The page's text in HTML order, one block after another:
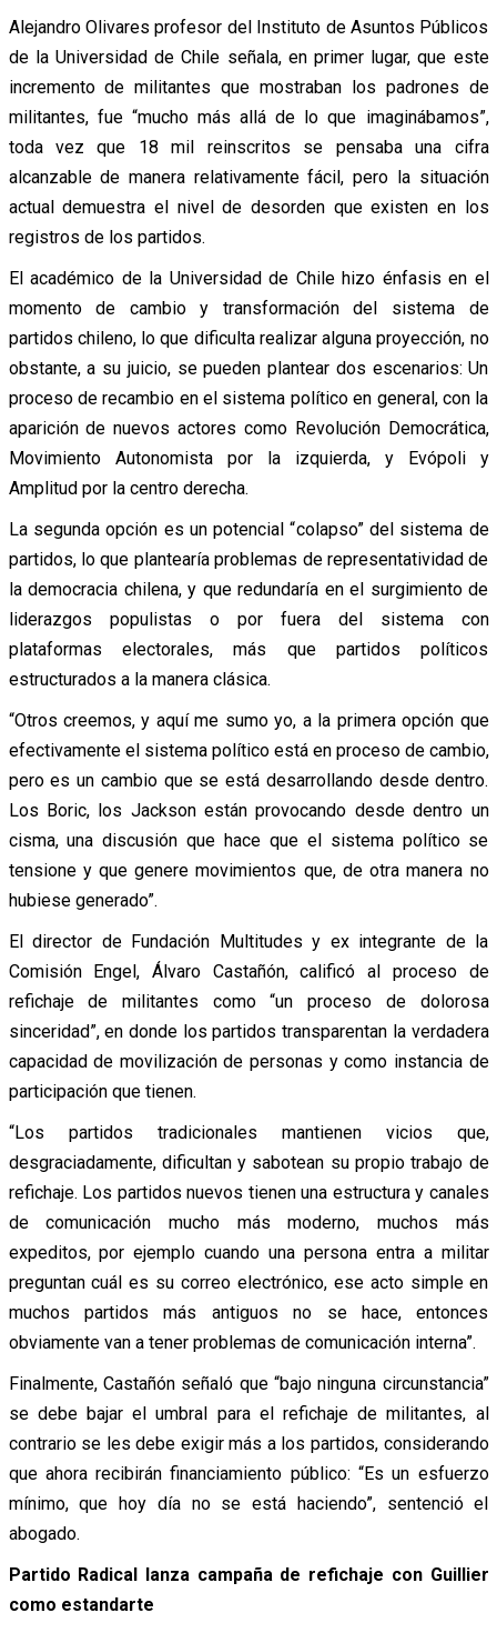
Alejandro Olivares profesor del Instituto de Asuntos Públicos
de la Universidad de Chile señala, en primer lugar, que este
incremento de militantes que mostraban los padrones de
militantes, fue “mucho más allá de lo que imaginábamos”,
toda vez que 18 mil reinscritos se pensaba una cifra
alcanzable de manera relativamente fácil, pero la situación
actual demuestra el nivel de desorden que existen en los
registros de los partidos.
El académico de la Universidad de Chile hizo énfasis en el
momento de cambio y transformación del sistema de
partidos chileno, lo que dificulta realizar alguna proyección, no
obstante, a su juicio, se pueden plantear dos escenarios: Un
proceso de recambio en el sistema político en general, con la
aparición de nuevos actores como Revolución Democrática,
Movimiento Autonomista por la izquierda, y Evópoli y
Amplitud por la centro derecha.
La segunda opción es un potencial “colapso” del sistema de
partidos, lo que plantearía problemas de representatividad de
la democracia chilena, y que redundaría en el surgimiento de
liderazgos populistas o por fuera del sistema con
plataformas electorales, más que partidos políticos
estructurados a la manera clásica.
“Otros creemos, y aquí me sumo yo, a la primera opción que
efectivamente el sistema político está en proceso de cambio,
pero es un cambio que se está desarrollando desde dentro.
Los Boric, los Jackson están provocando desde dentro un
cisma, una discusión que hace que el sistema político se
tensione y que genere movimientos que, de otra manera no
hubiese generado”.
El director de Fundación Multitudes y ex integrante de la
Comisión Engel, Álvaro Castañón, calificó al proceso de
refichaje de militantes como “un proceso de dolorosa
sinceridad”, en donde los partidos transparentan la verdadera
capacidad de movilización de personas y como instancia de
participación que tienen.
“Los partidos tradicionales mantienen vicios que,
desgraciadamente, dificultan y sabotean su propio trabajo de
refichaje. Los partidos nuevos tienen una estructura y canales
de comunicación mucho más moderno, muchos más
expeditos, por ejemplo cuando una persona entra a militar
preguntan cuál es su correo electrónico, ese acto simple en
muchos partidos más antiguos no se hace, entonces
obviamente van a tener problemas de comunicación interna”.
Finalmente, Castañón señaló que “bajo ninguna circunstancia”
se debe bajar el umbral para el refichaje de militantes, al
contrario se les debe exigir más a los partidos, considerando
que ahora recibirán financiamiento público: “Es un esfuerzo
mínimo, que hoy día no se está haciendo”, sentenció el
abogado.
Partido Radical lanza campaña de refichaje con Guillier
como estandarte